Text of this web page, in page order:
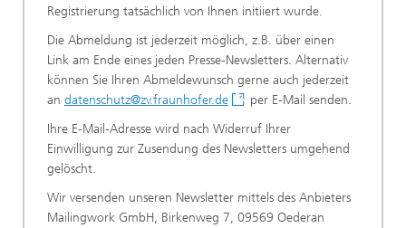
Registrierung tatsächlich von Ihnen initiiert wurde.
Die Abmeldung ist jederzeit möglich, z.B. über einen
Link am Ende eines jeden Presse-Newsletters. Alternativ
können Sie Ihren Abmeldewunsch gerne auch jederzeit
an datenschutz@zv.fraunhofer.de
per E-Mail senden.
Ihre E-Mail-Adresse wird nach Widerruf Ihrer
Einwilligung zur Zusendung des Newsletters umgehend
gelöscht.
Wir versenden unseren Newsletter mittels des Anbieters
Mailingwork GmbH, Birkenweg 7, 09569 Oederan